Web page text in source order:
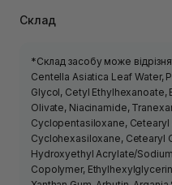
Склад
*Склад засобу може
Centella Asiatica Leaf Water,
Glycol, Cetyl
Olivate, Niacinamide,
Cyclopentasiloxane, Cetearyl
Cyclohexasiloxane, Cetearyl
Hydroxyethyl Acrylate/
Copolymer,